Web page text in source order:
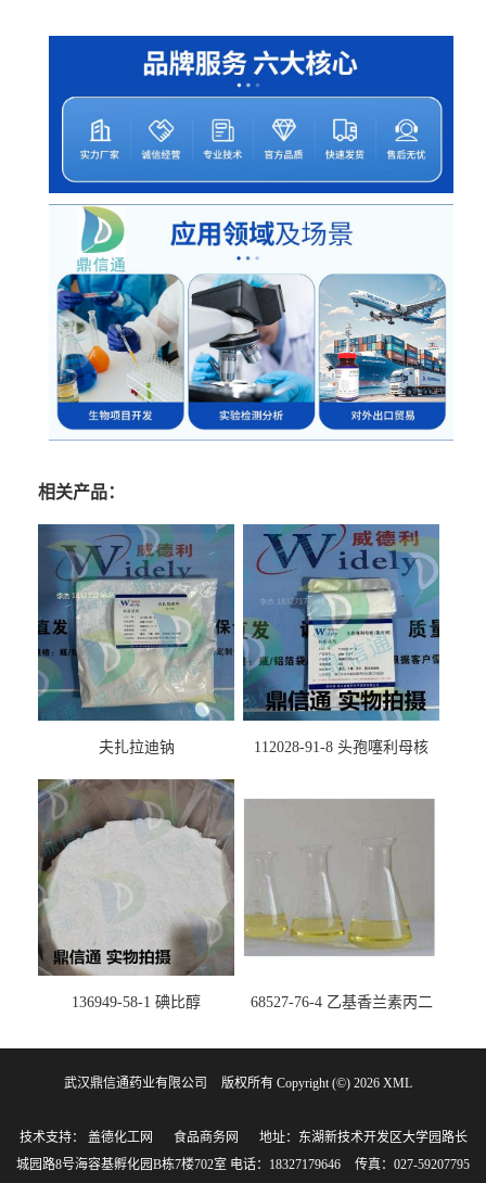
相关产品：
夫扎拉迪钠
112028-91-8 头孢噻利母核
136949-58-1 碘比醇
68527-76-4 乙基香兰素丙二
剂 -香精香料 -鼎信通李杰
武汉鼎信通药业有限公司 版权所有 Copyright (©) 2026 XML
技术支持： 盖德化工网 食品商务网
地址：东湖新技术开发区大学园路长
城园路8号海容基孵化园B栋7楼702室 电话：18327179646 传真：027-59207795